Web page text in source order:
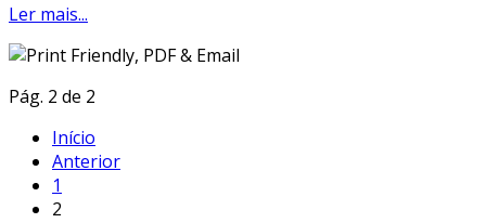
Ler mais...
Pág. 2 de 2
Início
Anterior
1
2